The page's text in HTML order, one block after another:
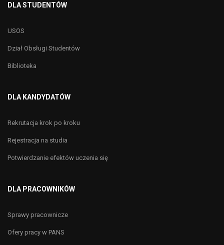
DLA STUDENTÓW
USOS
Dział Obsługi Studentów
Biblioteka
DLA KANDYDATÓW
Rekrutacja krok po kroku
Rejestracja na studia
Potwierdzanie efektów uczenia się
DLA PRACOWNIKÓW
Sprawy pracownicze
Ofery pracy w PANS